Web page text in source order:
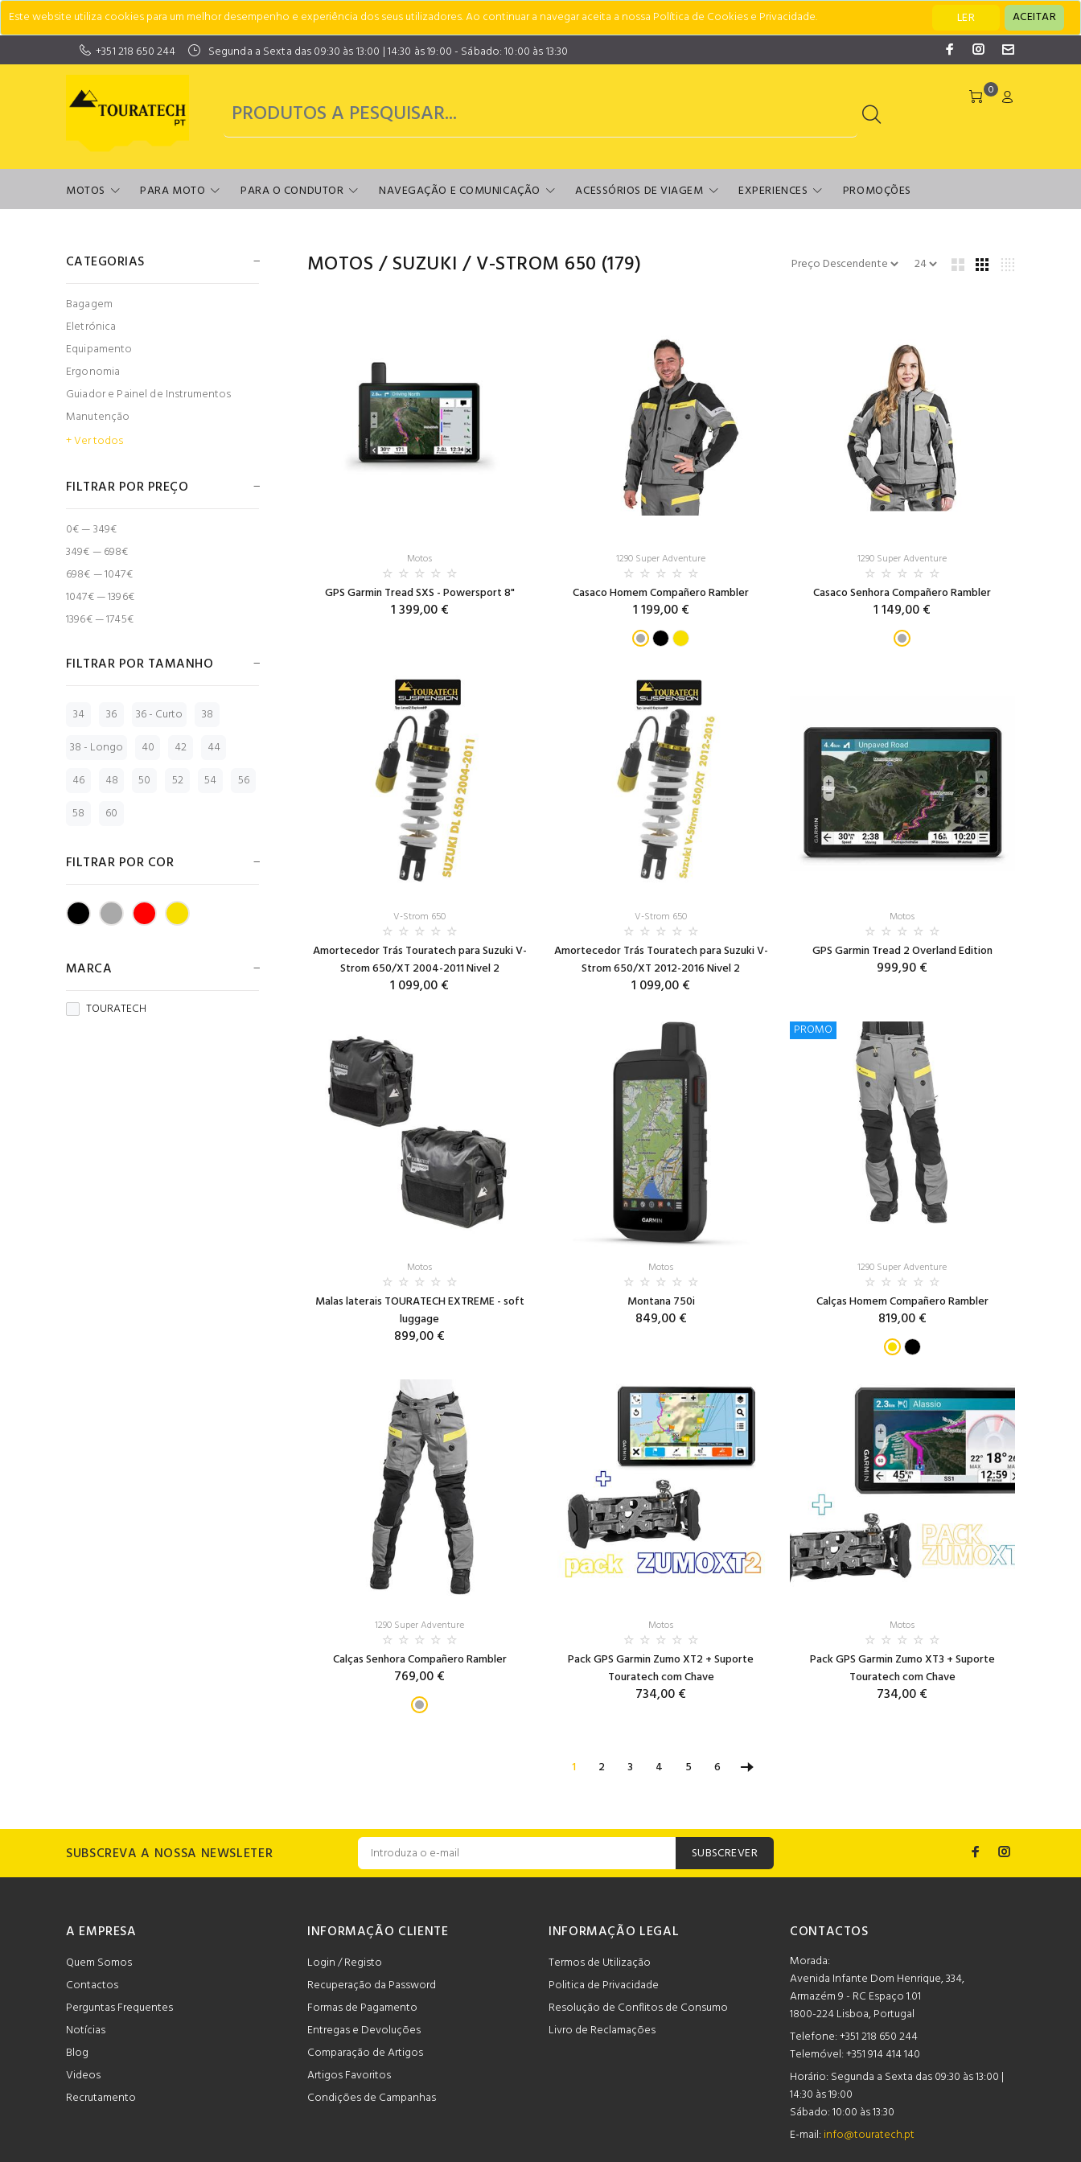
Este website utiliza cookies para um melhor desempenho e experiência dos seus utilizadores. Ao continuar a navegar aceita a nossa Política de Cookies e Privacidade. LER
ACEITAR
+351 218 650 244
Segunda a Sexta das 09:30 às 13:00 | 14:30 às 19:00 - Sábado: 10:00 às 13:30
0
MOTOS PARA MOTO PARA O CONDUTOR NAVEGAÇÃO E COMUNICAÇÃO ACESSÓRIOS DE VIAGEM EXPERIENCES PROMOÇÕES
CATEGORIAS
Bagagem
Eletrónica
Equipamento
Ergonomia
Guiador e Painel de Instrumentos
Manutenção
+ Ver todos
FILTRAR POR PREÇO
0€ — 349€
349€ — 698€
698€ — 1047€
1047€ — 1396€
1396€ — 1745€
FILTRAR POR TAMANHO
34 36 36 - Curto
38
38 - Longo
40 42
44
46
48 50 52 54
56
58
60
FILTRAR POR COR
MARCA
TOURATECH
MOTOS / SUZUKI /V-STROM 650 (179)
Motos
GPS Garmin Tread SXS - Powersport 8"
1 399,00 €
1290 Super Adventure
Casaco Homem Compañero Rambler
1 199,00 €
1290 Super Adventure
Casaco Senhora Compañero Rambler
1 149,00 €
V-Strom 650
Amortecedor Trás Touratech para Suzuki V-
Strom 650/XT 2004-2011 Nivel 2
1 099,00 €
V-Strom 650
Amortecedor Trás Touratech para Suzuki V-
Strom 650/XT 2012-2016 Nivel 2
1 099,00 €
Motos
GPS Garmin Tread 2 Overland Edition
999,90 €
Motos
Malas laterais TOURATECH EXTREME - soft
luggage
899,00 €
Motos
Montana 750i
849,00 €
PROMO
1290 Super Adventure
Calças Homem Compañero Rambler
819,00 €
1290 Super Adventure
Calças Senhora Compañero Rambler
769,00 €
Motos
Pack GPS Garmin Zumo XT2 + Suporte
Touratech com Chave
734,00 €
Motos
Pack GPS Garmin Zumo XT3 + Suporte
Touratech com Chave
734,00 €
1 2 3 4 5 6
SUBSCREVA A NOSSA NEWSLETER SUBSCREVER
A EMPRESA
Quem Somos
Contactos
Perguntas Frequentes
Notícias
Blog
Videos
Recrutamento
INFORMAÇÃO CLIENTE
Login / Registo
Recuperação da Password
Formas de Pagamento
Entregas e Devoluções
Comparação de Artigos
Artigos Favoritos
Condições de Campanhas
INFORMAÇÃO LEGAL
Termos de Utilização
Politica de Privacidade
Resolução de Conflitos de Consumo
Livro de Reclamações
CONTACTOS
Morada:
Avenida Infante Dom Henrique, 334,
Armazém 9 - RC Espaço 1.01
1800-224 Lisboa, Portugal
Telefone:+351 218 650 244
Telemóvel: +351 914 414 140
Horário: Segunda a Sexta das 09:30 às 13:00 |
14:30 às 19:00
Sábado: 10:00 às 13:30
E-mail: info@touratech.pt